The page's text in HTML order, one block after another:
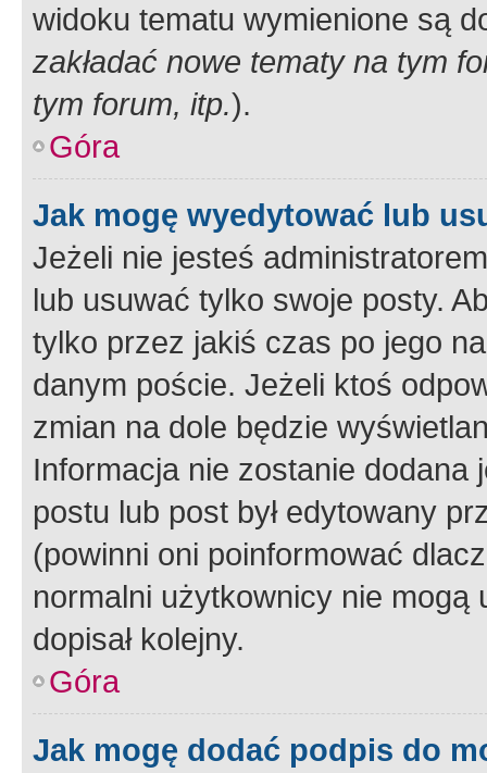
widoku tematu wymienione są
zakładać nowe tematy na tym
tym forum, itp.).
Góra
Jak mogę wyedytować lub
Jeżeli nie jesteś
lub usuwać tylko swoje posty.
tylko przez jakiś czas po jego
danym poście. Jeżeli ktoś
zmian na dole będzie
Informacja nie zostanie dodana
postu lub post był edytowany
(powinni oni poinformować
normalni użytkownicy nie
dopisał kolejny.
Góra
Jak mogę dodać podpis do